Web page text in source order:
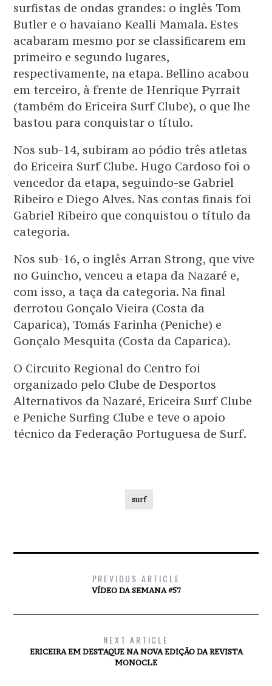
surfistas de ondas grandes: o inglês Tom
Butler e o havaiano Kealli Mamala. Estes
acabaram mesmo por se classificarem em
primeiro e segundo lugares,
respectivamente, na etapa. Bellino acabou
em terceiro, à frente de Henrique Pyrrait
(também do Ericeira Surf Clube), o que lhe
bastou para conquistar o título.
Nos sub-14, subiram ao pódio três atletas
do Ericeira Surf Clube. Hugo Cardoso foi o
vencedor da etapa, seguindo-se Gabriel
Ribeiro e Diego Alves. Nas contas finais foi
Gabriel Ribeiro que conquistou o título da
categoria.
Nos sub-16, o inglês Arran Strong, que vive
no Guincho, venceu a etapa da Nazaré e,
com isso, a taça da categoria. Na final
derrotou Gonçalo Vieira (Costa da
Caparica), Tomás Farinha (Peniche) e
Gonçalo Mesquita (Costa da Caparica).
O Circuito Regional do Centro foi
organizado pelo Clube de Desportos
Alternativos da Nazaré, Ericeira Surf Clube
e Peniche Surfing Clube e teve o apoio
técnico da Federação Portuguesa de Surf.
surf
PREVIOUS ARTICLE
VÍDEO DA SEMANA #57
NEXT ARTICLE
ERICEIRA EM DESTAQUE NA NOVA EDIÇÃO DA REVISTA
MONOCLE